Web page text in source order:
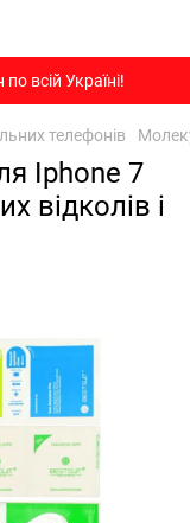
всій Україні!
телефонів
Iphone 7
відколів і